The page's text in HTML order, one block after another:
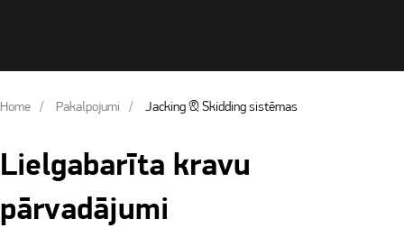
Home Pakalpojumi Jacking & Skidding sistēmas
Lielgabarīta kravu
pārvadājumi